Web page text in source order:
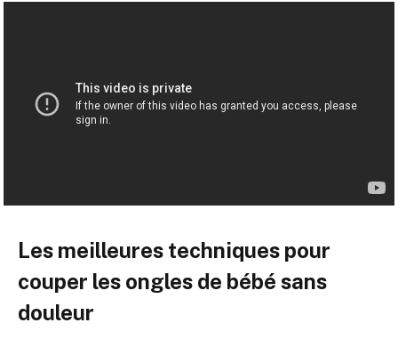
Les meilleures techniques pour
couper les ongles de bébé sans
douleur